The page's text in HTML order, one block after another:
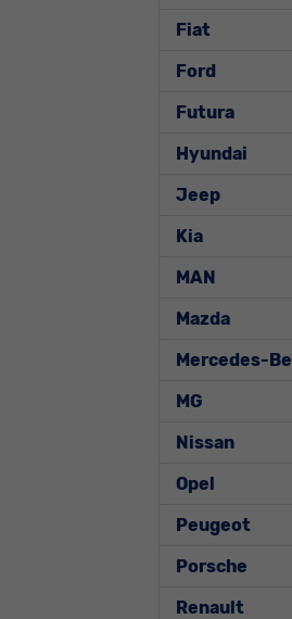
Fiat
Ford
Futura
Hyundai
Jeep
Kia
MAN
Mazda
Mercedes-
MG
Nissan
Opel
Peugeot
Porsche
Renault